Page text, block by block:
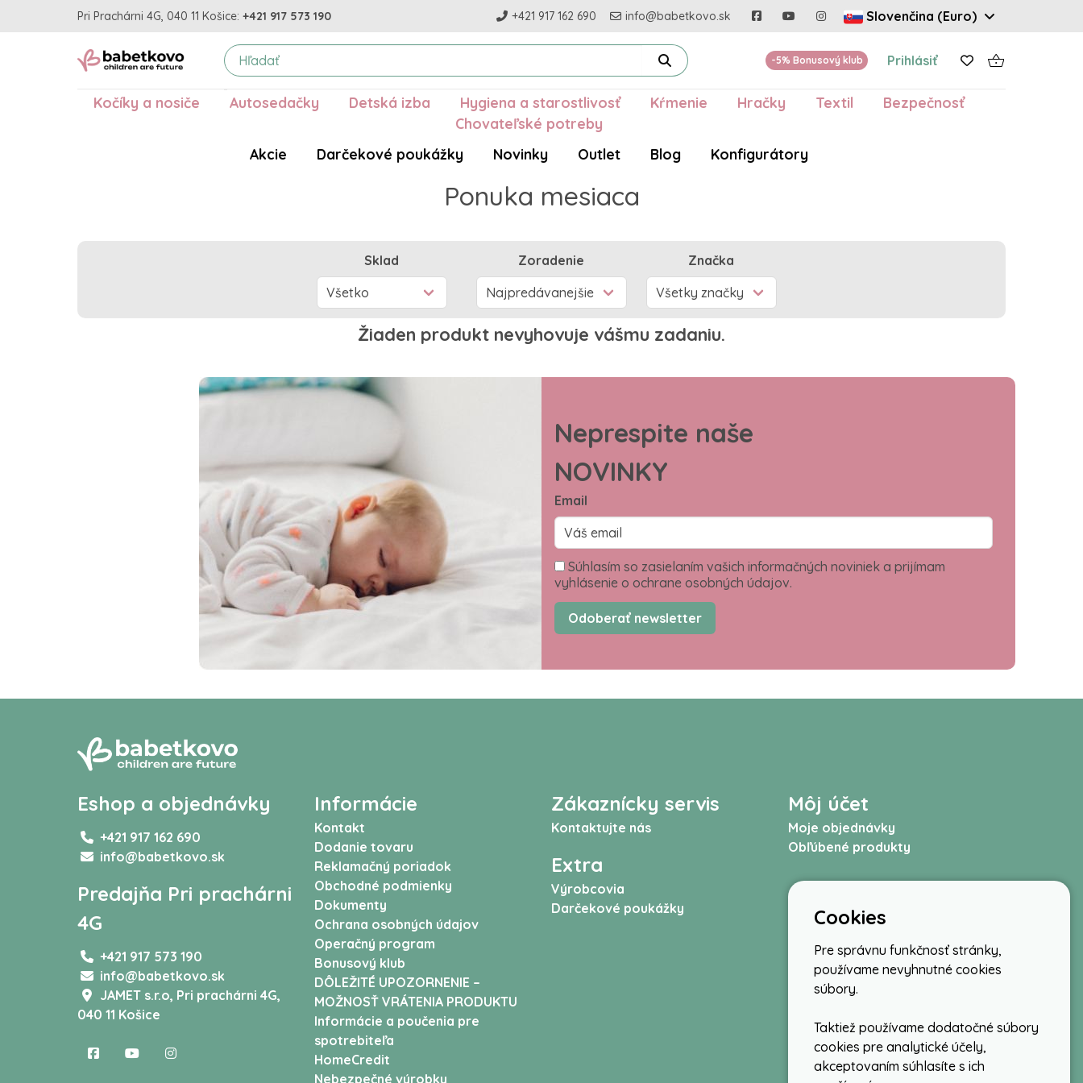
Pri Prachárni 4G, 040 11 Košice: +421 917 573 190 +421 917 162 690 info@babetkovo.sk Slovenčina (Euro)
-5% Bonusový klub Prihlásiť
Kočíky a nosiče Autosedačky Detská izba Hygiena a starostlivosť Kŕmenie Hračky Textil
Bezpečnosť
Chovateľské potreby
Akcie
Darčekové poukážky Novinky Outlet Blog Konfigurátory
Ponuka mesiaca
Sklad Zoradenie Značka
Žiaden produkt nevyhovuje vášmu zadaniu.
Neprespite naše
NOVINKY
Email
Súhlasím so zasielaním vašich informačných noviniek a prijímam
vyhlásenie o ochrane osobných údajov.
Odoberať newsletter
Eshop a objednávky
+421 917 162 690
info@babetkovo.sk
Predajňa Pri prachárni
4G
+421 917 573 190
info@babetkovo.sk
JAMET s.r.o, Pri prachárni 4G,
040 11 Košice
Informácie
Kontakt
Dodanie tovaru
Reklamačný poriadok
Obchodné podmienky
Dokumenty
Ochrana osobných údajov
Operačný program
Bonusový klub
DÔLEŽITÉ UPOZORNENIE –
MOŽNOSŤ VRÁTENIA PRODUKTU
Informácie a poučenia pre
spotrebiteľa
HomeCredit
Nebezpečné výrobky
Zákaznícky servis
Kontaktujte nás
Extra
Výrobcovia
Darčekové poukážky
Môj účet
Moje objednávky
Obľúbené produkty
Cookies
Pre správnu funkčnosť stránky,
používame nevyhnutné cookies
súbory.
Taktiež používame dodatočné súbory
cookies pre analytické účely,
akceptovaním súhlasíte s ich